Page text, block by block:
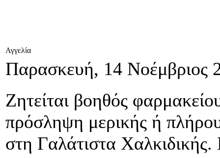
Αγγελία
Παρασκευή, 14 Νοέμβριος
Ζητείται βοηθός
πρόσληψη μερικής ή
στη Γαλάτιστα